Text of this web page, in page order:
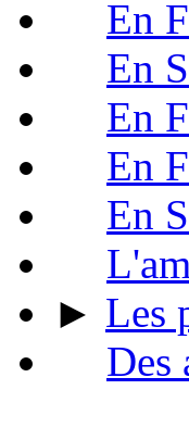
En
En
En
En
En
► Les
Des